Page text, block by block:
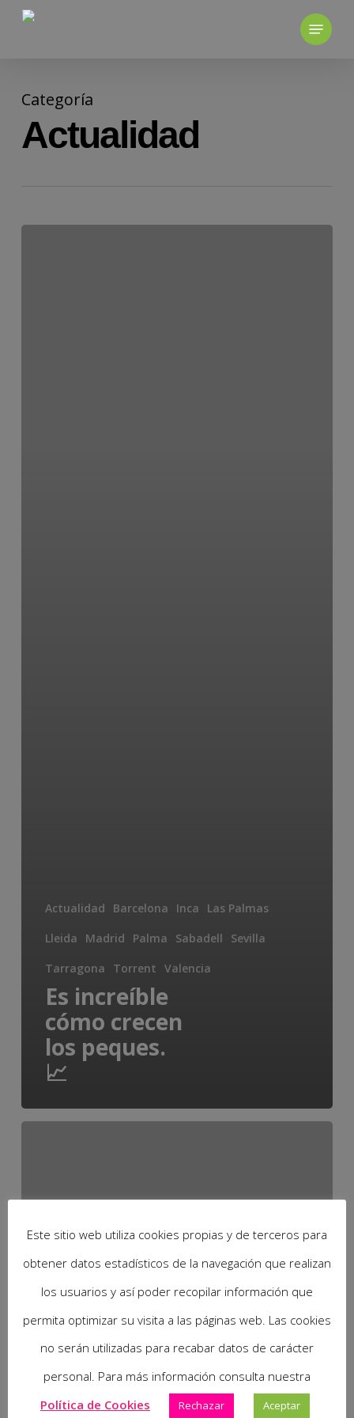
Skip
content
Categoría
Actualidad
Actualidad Barcelona Inca
Las Palmas
Lleida
Madrid Palma Sabadell
Sevilla
Tarragona
Torrent Valencia
Es increíble
cómo crecen
los peques.
📈
Este sitio web utiliza cookies propias y de terceros para
obtener datos estadísticos de la navegación que realizan
los usuarios y así poder recopilar información que
permita optimizar su visita a las páginas web. Las cookies
no serán utilizadas para recabar datos de carácter
personal. Para más información consulta nuestra
Política de Cookies
Rechazar Aceptar